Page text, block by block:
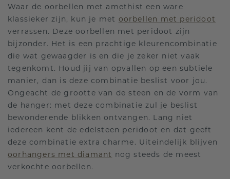
Waar de oorbellen met amethist een ware
klassieker zijn, kun je met oorbellen met peridoot
verrassen. Deze oorbellen met peridoot zijn
bijzonder. Het is een prachtige kleurencombinatie
die wat gewaagder is en die je zeker niet vaak
tegenkomt. Houd jij van opvallen op een subtiele
manier, dan is deze combinatie beslist voor jou.
Ongeacht de grootte van de steen en de vorm van
de hanger: met deze combinatie zul je beslist
bewonderende blikken ontvangen. Lang niet
iedereen kent de edelsteen peridoot en dat geeft
deze combinatie extra charme. Uiteindelijk blijven
oorhangers met diamant nog steeds de meest
verkochte oorbellen.